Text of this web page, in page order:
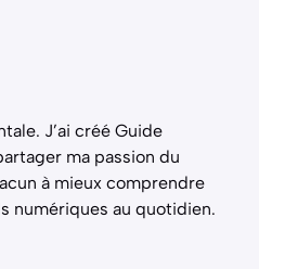
J’ai créé Guide
ma passion du
à mieux comprendre
numériques au quotidien.